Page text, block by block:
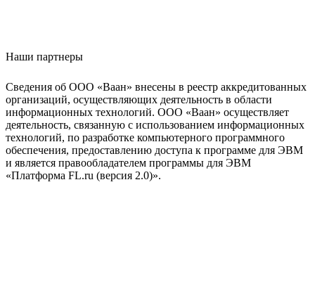
Наши партнеры
Сведения об ООО «Ваан» внесены в реестр аккредитованных
организаций, осуществляющих деятельность в области
информационных технологий. ООО «Ваан» осуществляет
деятельность, связанную с использованием информационных
технологий, по разработке компьютерного программного
обеспечения, предоставлению доступа к программе для ЭВМ
и является правообладателем программы для ЭВМ
«Платформа FL.ru (версия 2.0)».